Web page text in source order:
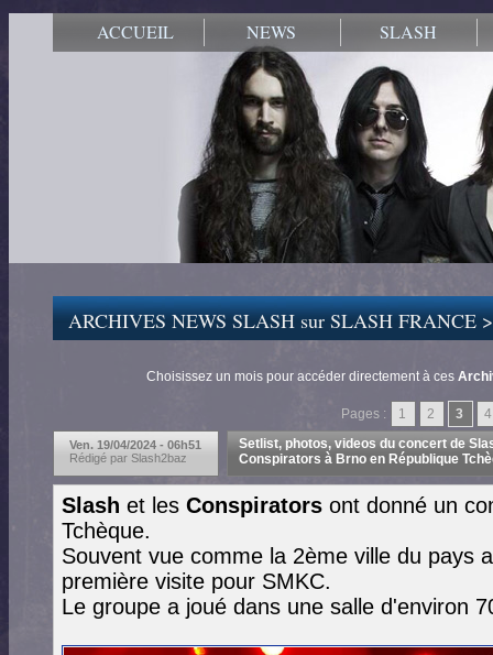
ACCUEIL NEWS SLASH
ARCHIVES NEWS SLASH sur SLASH FRANCE
Choisissez un mois pour accéder directement à ces
Pages : 1 2 3 4
Ven. 19/04/2024 - 06h51
Rédigé par Slash2baz
Setlist, photos, videos du concert de
Conspirators à Brno en République
Slash et les Conspirators ont donné un
Tchèque.
Souvent vue comme la 2ème ville du pays
première visite pour SMKC.
Le groupe a joué dans une salle d'environ